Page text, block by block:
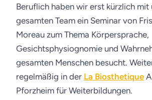
Beruflich haben wir erst kürzlich mit
gesamten Team ein Seminar von
Moreau zum Thema Körpersprache,
Gesichtsphysiognomie und
gesamten Menschen besucht.
regelmäßig in der La Biosthetique
Pforzheim für Weiterbildungen.